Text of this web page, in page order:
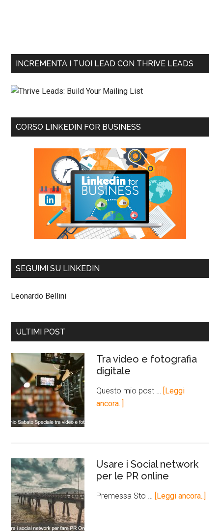
INCREMENTA I TUOI LEAD CON THRIVE LEADS
CORSO LINKEDIN FOR BUSINESS
SEGUIMI SU LINKEDIN
Leonardo Bellini
ULTIMI POST
Tra video e fotografia
digitale
Questo mio post … [Leggi
ancora..]
Usare i Social network
per le PR online
Premessa Sto … [Leggi ancora..]